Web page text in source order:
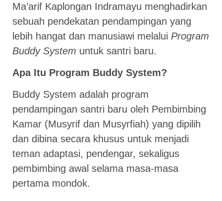
Ma’arif Kaplongan Indramayu menghadirkan
sebuah pendekatan pendampingan yang
lebih hangat dan manusiawi melalui Program
Buddy System untuk santri baru.
Apa Itu Program Buddy System?
Buddy System adalah program
pendampingan santri baru oleh Pembimbing
Kamar (Musyrif dan Musyrfiah) yang dipilih
dan dibina secara khusus untuk menjadi
teman adaptasi, pendengar, sekaligus
pembimbing awal selama masa-masa
pertama mondok.